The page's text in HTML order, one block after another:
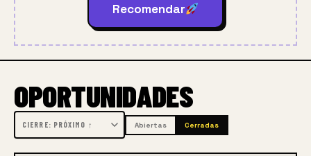
Recomendar
OPORTUNIDADES
Abiertas Cerradas